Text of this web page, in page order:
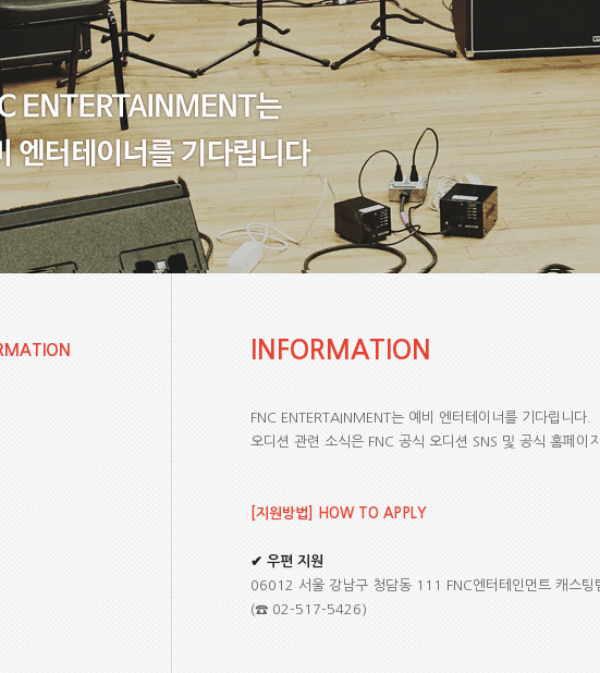
INFORMATION
FNC ENTERTAINMENT는 예비 엔터테이너를 기다립니다.
오디션 관련 소식은 FNC 공식 오디션 SNS 및 공식 홈페이
[지원방법] HOW TO APPLY
✔ 우편 지원
06012 서울 강남구 청담동 111 FNC엔터테인먼트 캐스팅
(☎ 02-517-5426)